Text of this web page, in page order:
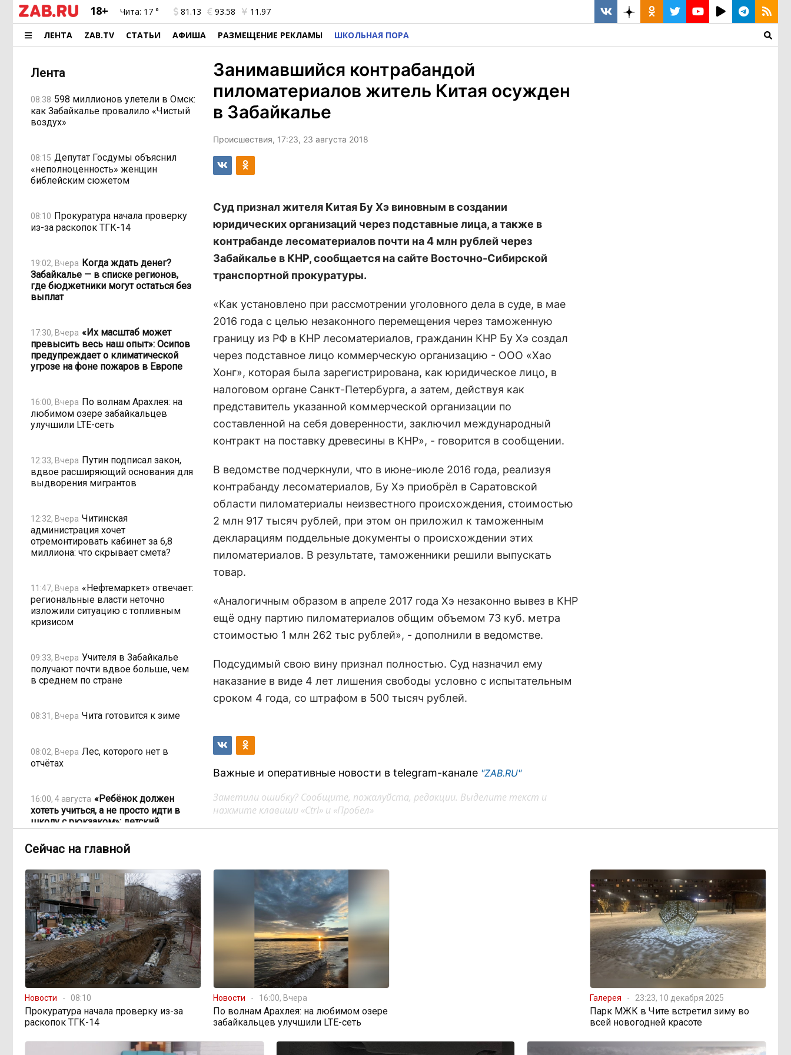
18+ Чита: 17 ° 81.13 93.58 11.97
ЛЕНТА ZAB.TV СТАТЬИ АФИША РАЗМЕЩЕНИЕ РЕКЛАМЫ ШКОЛЬНАЯ ПОРА
Лента
08:38 598 миллионов улетели в Омск:
как Забайкалье провалило «Чистый
воздух»
08:15 Депутат Госдумы объяснил
«неполноценность» женщин
библейским сюжетом
08:10 Прокуратура начала проверку
из-за раскопок ТГК-14
19:02, Вчера Когда ждать денег?
Забайкалье — в списке регионов,
где бюджетники могут остаться без
выплат
17:30, Вчера «Их масштаб может
превысить весь наш опыт»: Осипов
предупреждает о климатической
угрозе на фоне пожаров в Европе
16:00, Вчера По волнам Арахлея: на
любимом озере забайкальцев
улучшили LTE-сеть
12:33, Вчера Путин подписал закон,
вдвое расширяющий основания для
выдворения мигрантов
12:32, Вчера Читинская
администрация хочет
отремонтировать кабинет за 6,8
миллиона: что скрывает смета?
11:47, Вчера «Нефтемаркет» отвечает:
региональные власти неточно
изложили ситуацию с топливным
кризисом
09:33, Вчера Учителя в Забайкалье
получают почти вдвое больше, чем
в среднем по стране
08:31, Вчера Чита готовится к зиме
08:02, Вчера Лес, которого нет в
отчётах
16:00, 4 августа «Ребёнок должен
хотеть учиться, а не просто идти в
школу с рюкзаком»: детский
психолог Наталья Малинина о
готовности к школе
15:31, 4 августа Как Китай покоряет
мир не электромобилями, а
стаканом чая
15:10, 4 августа Почти половина
дальневосточников готовы
пересесть на электрички
14:59, 4 августа
озера: почему рыбы эпохи
динозавров сохранились в
Занимавшийся контрабандой
пиломатериалов житель Китая осужден
в Забайкалье
Происшествия, 17:23, 23 августа 2018
Суд признал жителя Китая Бу Хэ виновным в создании
юридических организаций через подставные лица, а также в
контрабанде лесоматериалов почти на 4 млн рублей через
Забайкалье в КНР, сообщается на сайте Восточно-Сибирской
транспортной прокуратуры.
«Как установлено при рассмотрении уголовного дела в суде, в мае
2016 года с целью незаконного перемещения через таможенную
границу из РФ в КНР лесоматериалов, гражданин КНР Бу Хэ создал
через подставное лицо коммерческую организацию - ООО «Хао
Хонг», которая была зарегистрирована, как юридическое лицо, в
налоговом органе Санкт-Петербурга, а затем, действуя как
представитель указанной коммерческой организации по
составленной на себя доверенности, заключил международный
контракт на поставку древесины в КНР», - говорится в сообщении.
В ведомстве подчеркнули, что в июне-июле 2016 года, реализуя
контрабанду лесоматериалов, Бу Хэ приобрёл в Саратовской
области пиломатериалы неизвестного происхождения, стоимостью
2 млн 917 тысяч рублей, при этом он приложил к таможенным
декларациям поддельные документы о происхождении этих
пиломатериалов. В результате, таможенники решили выпускать
товар.
«Аналогичным образом в апреле 2017 года Хэ незаконно вывез в КНР
ещё одну партию пиломатериалов общим объемом 73 куб. метра
стоимостью 1 млн 262 тыс рублей», - дополнили в ведомстве.
Подсудимый свою вину признал полностью. Суд назначил ему
наказание в виде 4 лет лишения свободы условно с испытательным
сроком 4 года, со штрафом в 500 тысяч рублей.
Важные и оперативные новости в telegram-канале "ZAB.RU"
Заметили ошибку? Сообщите, пожалуйста, редакции. Выделите текст и
нажмите клавиши «Ctrl» и «Пробел»
Сейчас на главной
Новости 08:10
Прокуратура начала проверку из-за
раскопок ТГК-14
Новости 16:00, Вчера
По волнам Арахлея: на любимом озере
забайкальцев улучшили LTE-сеть
Галерея 23:23, 10 декабря 2025
Парк МЖК в Чите встретил зиму во
всей новогодней красоте